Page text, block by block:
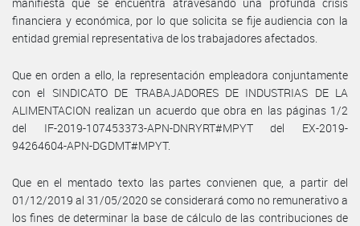
financiera y económica, por lo que solicita se fije audiencia con la
entidad gremial representativa de los trabajadores afectados.
Que en orden a ello, la representación empleadora conjuntamente
con el SINDICATO DE TRABAJADORES DE INDUSTRIAS DE LA
ALIMENTACION realizan un acuerdo que obra en las páginas 1/2
del IF-2019-107453373-APN-DNRYRT#MPYT del EX-2019-
94264604-APN-DGDMT#MPYT.
Que en el mentado texto las partes convienen que, a partir del
01/12/2019 al 31/05/2020 se considerará como no remunerativo a
los fines de determinar la base de cálculo de las contribuciones de